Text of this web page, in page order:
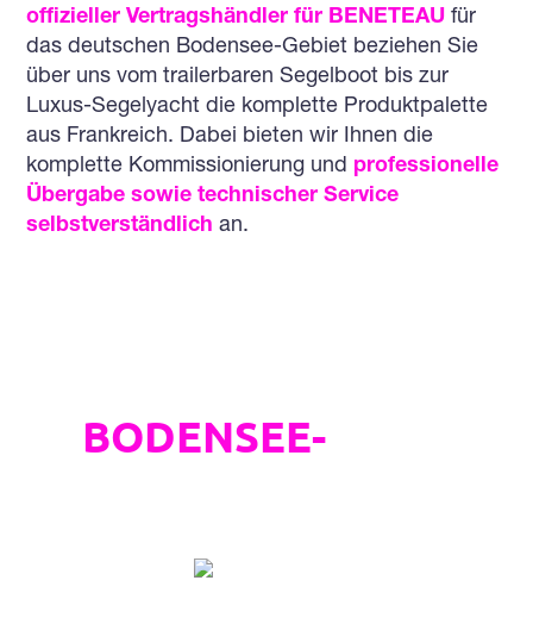
offizieller Vertragshändler für BENETEAU für
das deutschen Bodensee-Gebiet beziehen Sie
über uns vom trailerbaren Segelboot bis zur
Luxus-Segelyacht die komplette Produktpalette
aus Frankreich. Dabei bieten wir Ihnen die
komplette Kommissionierung und professionelle
Übergabe sowie technischer Service
selbstverständlichan.
BODENSEE-JOINT